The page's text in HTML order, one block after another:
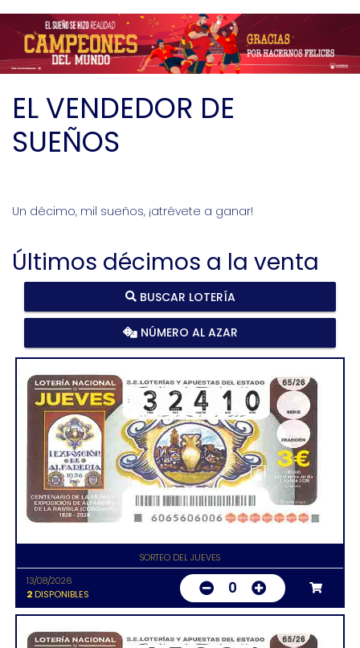
EL VENDEDOR DE
SUEÑOS
Un décimo, mil sueños, ¡atrévete a ganar!
Últimos décimos a la venta
BUSCAR LOTERÍA
NÚMERO AL AZAR
SORTEO DEL JUEVES
13/08/2026
2DISPONIBLES 0